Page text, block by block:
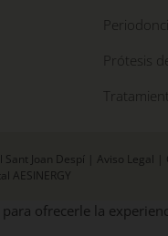
Prótesis
Joan Despí | Aviso Legal
AESINERGY
ofrecerle la